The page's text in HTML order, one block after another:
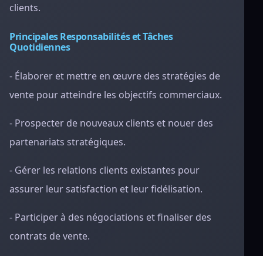
clients.
Principales Responsabilités et Tâches
Quotidiennes
- Élaborer et mettre en œuvre des stratégies de
vente pour atteindre les objectifs commerciaux.
- Prospecter de nouveaux clients et nouer des
partenariats stratégiques.
- Gérer les relations clients existantes pour
assurer leur satisfaction et leur fidélisation.
- Participer à des négociations et finaliser des
contrats de vente.